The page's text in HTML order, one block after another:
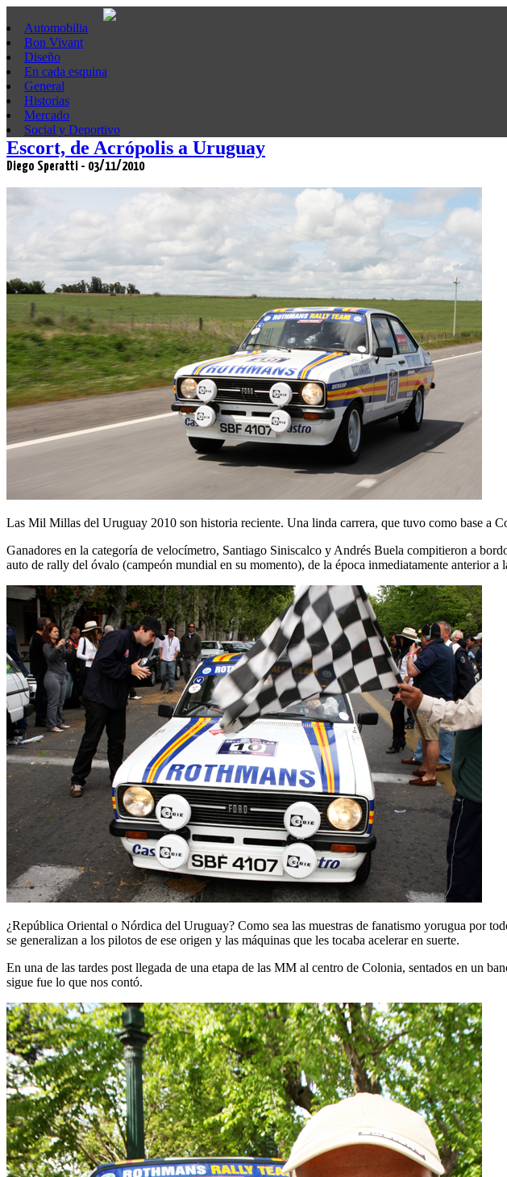
Automobilia
Bon Vivant
Diseño
En cada esquina
General
Historias
Mercado
Social y Deportivo
Escort, de Acrópolis a Uruguay
Diego Speratti - 03/11/2010
Las Mil Millas del Uruguay 2010 son historia reciente. Una linda carrera, que tuvo como base a
Ganadores en la categoría de velocímetro, Santiago Siniscalco y Andrés Buela compitieron a
auto de rally del óvalo (campeón mundial en su momento), de la época inmediatamente anterior
¿República Oriental o Nórdica del Uruguay? Como sea las muestras de fanatismo yorugua por
se generalizan a los pilotos de ese origen y las máquinas que les tocaba acelerar en suerte.
En una de las tardes post llegada de una etapa de las MM al centro de Colonia, sentados en un
sigue fue lo que nos contó.